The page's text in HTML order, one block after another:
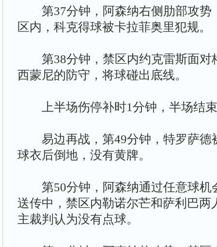
第37分钟，阿森纳右侧肋部攻势
区内，科克得球被卡拉菲奥里犯规。
第38分钟，禁区内约克雷斯面对
西蒙尼的防守，将球碰出底线。
上半场伤停补时1分钟，半场结束
易边再战，第49分钟，特罗萨德
球衣后倒地，没有黄牌。
第50分钟，阿森纳通过任意球机
送传中，禁区内勒诺尔芒和萨利巴两
主裁判认为没有点球。